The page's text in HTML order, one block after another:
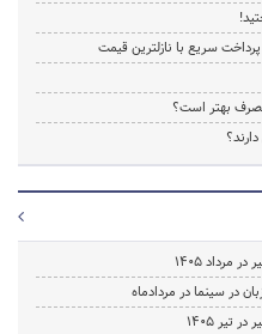
سریع با نازلترین قیمت
بهتر است؟
1405
در سینما در مردادماه
1405